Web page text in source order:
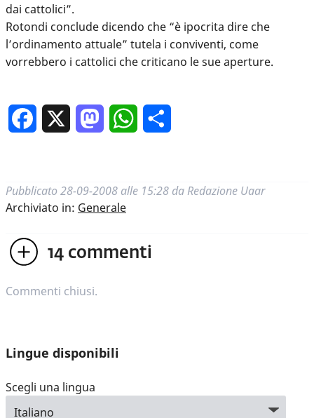
dai cattolici”.
Rotondi conclude dicendo che “è ipocrita dire che
l’ordinamento attuale” tutela i conviventi, come
vorrebbero i cattolici che criticano le sue aperture.
Facebook MastodonWhatsApp
Pubblicato 28-09-2008 alle 15:28 da Redazione Uaar
Archiviato in: Generale
14 commenti
Commenti chiusi.
Lingue disponibili
Scegli una lingua